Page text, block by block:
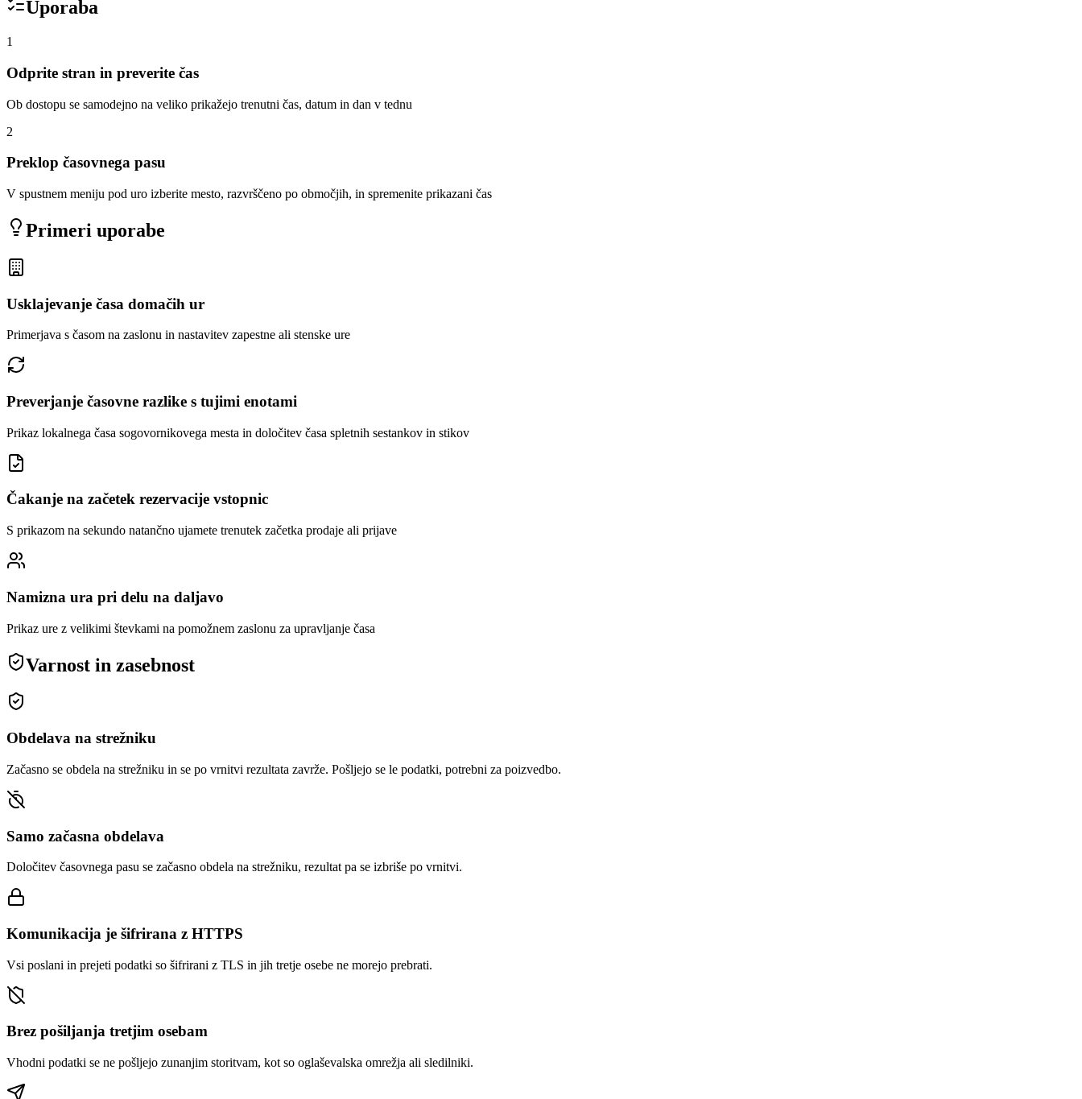
Uporaba
1
Odprite stran in preverite čas
Ob dostopu se samodejno na veliko prikažejo trenutni čas, datum in dan v tednu
2
Preklop časovnega pasu
V spustnem meniju pod uro izberite mesto, razvrščeno po območjih, in spremenite prikazani čas
Primeri uporabe
Usklajevanje časa domačih ur
Primerjava s časom na zaslonu in nastavitev zapestne ali stenske ure
Preverjanje časovne razlike s tujimi enotami
Prikaz lokalnega časa sogovornikovega mesta in določitev časa spletnih sestankov in stikov
Čakanje na začetek rezervacije vstopnic
S prikazom na sekundo natančno ujamete trenutek začetka prodaje ali prijave
Namizna ura pri delu na daljavo
Prikaz ure z velikimi števkami na pomožnem zaslonu za upravljanje časa
Varnost in zasebnost
Obdelava na strežniku
Začasno se obdela na strežniku in se po vrnitvi rezultata zavrže. Pošljejo se le podatki, potrebni za poizvedbo.
Samo začasna obdelava
Določitev časovnega pasu se začasno obdela na strežniku, rezultat pa se izbriše po vrnitvi.
Komunikacija je šifrirana z HTTPS
Vsi poslani in prejeti podatki so šifrirani z TLS in jih tretje osebe ne morejo prebrati.
Brez pošiljanja tretjim osebam
Vhodni podatki se ne pošljejo zunanjim storitvam, kot so oglaševalska omrežja ali sledilniki.